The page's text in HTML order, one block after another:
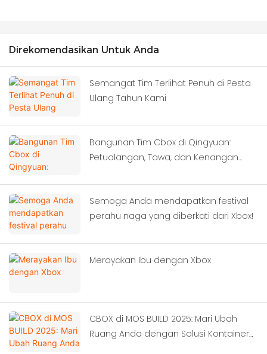
Direkomendasikan Untuk Anda
Semangat Tim Terlihat Penuh di Pesta
Ulang Tahun Kami
Bangunan Tim Cbox di Qingyuan:
Petualangan, Tawa, dan Kenangan
Semoga Anda mendapatkan festival
perahu naga yang diberkati dari Xbox!
Merayakan Ibu dengan Xbox
CBOX di MOS BUILD 2025: Mari Ubah
Ruang Anda dengan Solusi Kontainer